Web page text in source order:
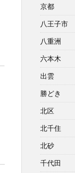
京都
八王子市
八重洲
六本木
出雲
勝どき
北区
北千住
北砂
千代田